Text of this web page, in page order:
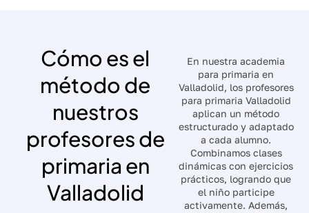
Cómo es el
método de
nuestros
profesores de
primaria en
Valladolid
En nuestra academia
para primaria en
Valladolid, los profesores
para primaria Valladolid
aplican un método
estructurado y adaptado
a cada alumno.
Combinamos clases
dinámicas con ejercicios
prácticos, logrando que
el niño participe
activamente. Además,